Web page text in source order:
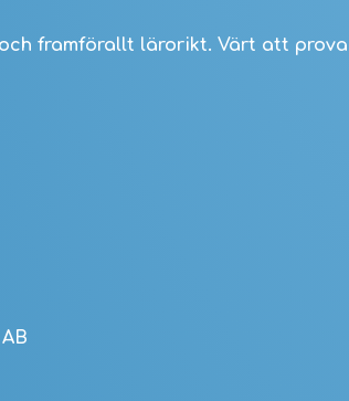
framförallt lärorikt. Värt att